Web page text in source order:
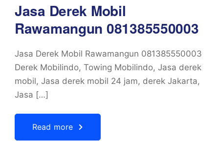
Jasa Derek Mobil
Rawamangun 081385550003
Jasa Derek Mobil Rawamangun 081385550003
Derek Mobilindo, Towing Mobilindo, Jasa derek
mobil, Jasa derek mobil 24 jam, derek Jakarta,
Jasa […]
Read more